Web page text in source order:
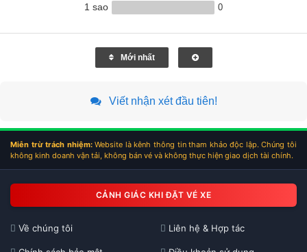
1 sao 0
Mới nhất
Viết nhận xét đầu tiên!
Miễn trừ trách nhiệm:Website là kênh thông tin tham khảo độc lập. Chúng tôi
không kinh doanh vận tải, không bán vé và không thực hiện giao dịch tài chính.
CẢNH GIÁC KHI ĐẶT VÉ XE
Về chúng tôi Liên hệ & Hợp tác